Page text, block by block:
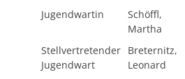
Jugendwartin
Schöffl,
Martha
Stellvertretender
Jugendwart
Breternitz,
Leonard